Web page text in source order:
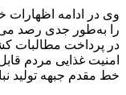
وی در ادامه
را به‌طور جدی رصد
در پرداخت مطالبات
امنیت غذایی مردم
خط مقدم جبهه تولید